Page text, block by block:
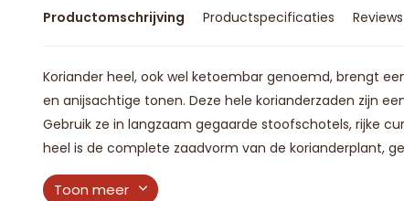
Productomschrijving Productspecificaties Reviews
Koriander heel, ook wel ketoembar genoemd, brengt
en anijsachtige tonen. Deze hele korianderzaden zijn
Gebruik ze in langzaam gegaarde stoofschotels, rijke
heel is de complete zaadvorm van de korianderplant,
Toon meer